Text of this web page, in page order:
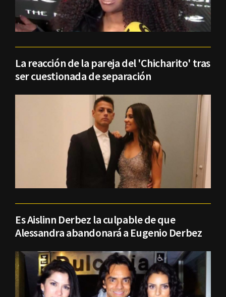
La reacción de la pareja del 'Chicharito' tras
ser cuestionada de separación
Es Aislinn Derbez la culpable de que
Alessandra abandonará a Eugenio Derbez